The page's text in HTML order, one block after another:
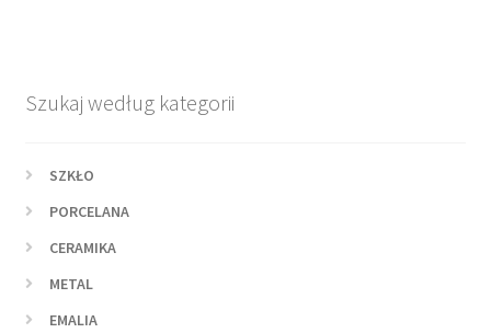
Szukaj według kategorii
SZKŁO
PORCELANA
CERAMIKA
METAL
EMALIA